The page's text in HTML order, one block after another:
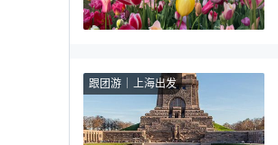
跟团游 上海出发